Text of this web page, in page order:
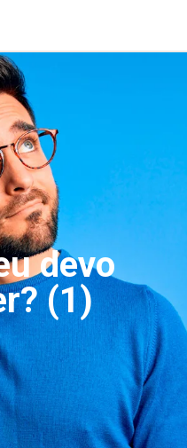
devo
(1)